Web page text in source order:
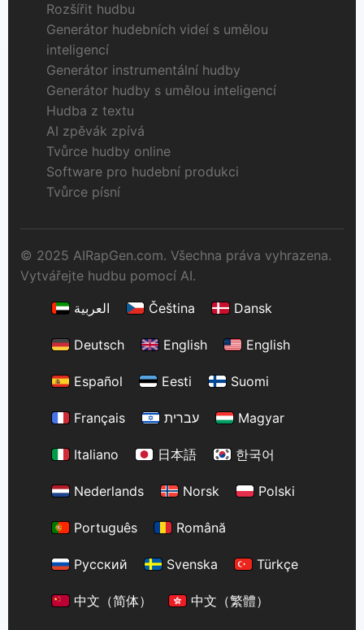
Rozšířit hudbu
Generátor hudebních videí s umělou
inteligencí
Generátor instrumentální hudby
Generátor hudby s umělou inteligencí
Hudba z textu
AI zpěvák zpívá
Tvůrce hudby online
Software pro hudební produkci
Tvůrce písní
© 2025 AIRapGen.com. Všechna práva vyhrazena.
Vytvářejte hudbu pomocí AI.
العربية
Čeština Dansk
Deutsch English English
Español Eesti Suomi
Français עברית Magyar
Italiano 日本語 한국어
Nederlands Norsk Polski
Português Română
Русский Svenska Türkçe
中文（简体） 中文（繁體）